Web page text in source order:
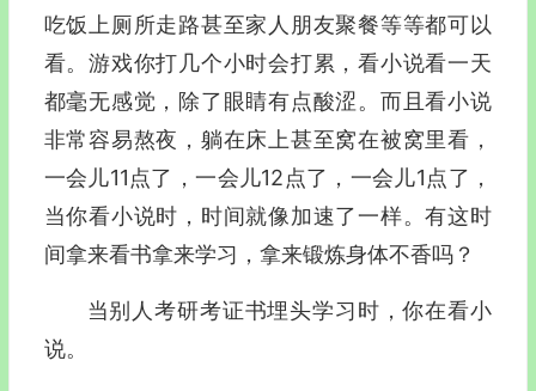
吃饭上厕所走路甚至家人朋友聚餐等等都可以
看。游戏你打几个小时会打累，看小说看一天
都毫无感觉，除了眼睛有点酸涩。而且看小说
非常容易熬夜，躺在床上甚至窝在被窝里看，
一会儿11点了，一会儿12点了，一会儿1点了，
当你看小说时，时间就像加速了一样。有这时
间拿来看书拿来学习，拿来锻炼身体不香吗？
当别人考研考证书埋头学习时，你在看小
说。